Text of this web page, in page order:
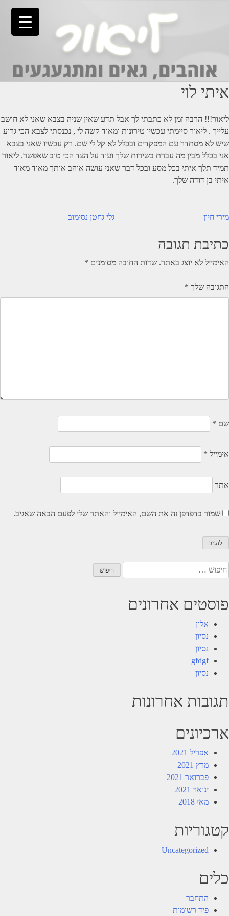
איתי לוי
ליאור!!! הרבה זמן לא כתבתי לך אבל תדע שאין שניה בצבא שאני לא חושב
עלייך . ליאור סיימתי עכשיו טירונות ומאוד קשה לי , נכנסתי לצבא הכי גרוע
שיש לא מסתדר עם המפקדים ובכלל לא קל לי שם. רק עכשיו שאני בצבא
אני בכלל מבין מה עברת בשירות שלך ועוד על הצד הכי טוב שאפשר. ליאור
תמיד תלך איתי בכל מסע ובכל דבר שאני עושה אוהב אותך מאוד מאוד
איתי בן דודה שלך.
ניווט גלי גחטן נסימוב מירי חיון
כתיבת תגובה
האימייל לא יוצג באתר. שדות החובה מסומנים *
התגובה שלך *
שם *
אימייל *
אתר
שמור בדפדפן זה את השם, האימייל והאתר שלי לפעם הבאה שאגיב.
חיפוש:
פוסטים אחרונים
אלון
נסיון
נסיון
gfdgf
נסיון
תגובות אחרונות
ארכיונים
אפריל 2021
מרץ 2021
פברואר 2021
ינואר 2021
מאי 2018
קטגוריות
Uncategorized
כלים
התחבר
פיד רשומות